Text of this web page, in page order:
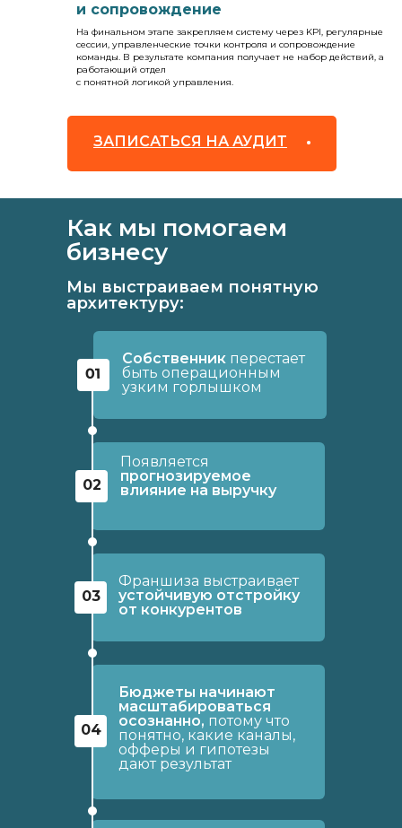
и сопровождение
На финальном этапе закрепляем систему через KPI, регулярные
сессии, управленческие точки контроля и сопровождение
команды. В результате компания получает не набор действий, а
работающий отдел
с понятной логикой управления.
ЗАПИСАТЬСЯ НА АУДИТ
01
Мы выстраиваем понятную
архитектуру:
Франшиза выстраивает
устойчивую отстройку
от конкурентов
Появляется
прогнозируемое
влияние на выручку
Бюджеты начинают
масштабироваться
осознанно, потому что
понятно, какие каналы,
офферы и гипотезы
дают результат
Собственник перестает
быть операционным
узким горлышком
04
Как мы помогаем
бизнесу
03
02